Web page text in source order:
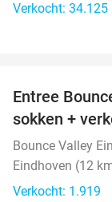
Verkocht: 34.125
Entree
sokken +
Bounce Valley
Eindhoven (12
Verkocht: 1.919